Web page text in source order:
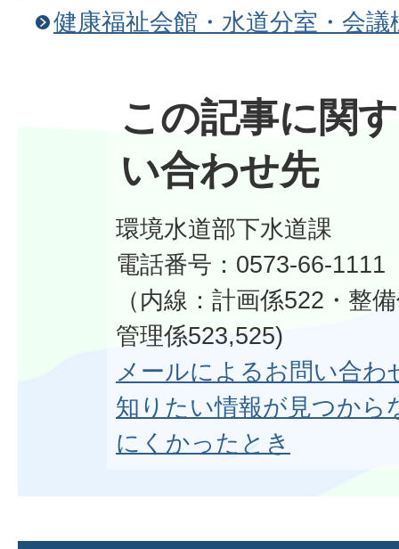
健康福祉会館・水道分室・会
この記事に関
い合わせ先
環境水道部下水道課
電話番号：0573-66-1111
（内線：計画係522・整
管理係523,525)
メールによるお問い合わ
知りたい情報が見つから
にくかったとき